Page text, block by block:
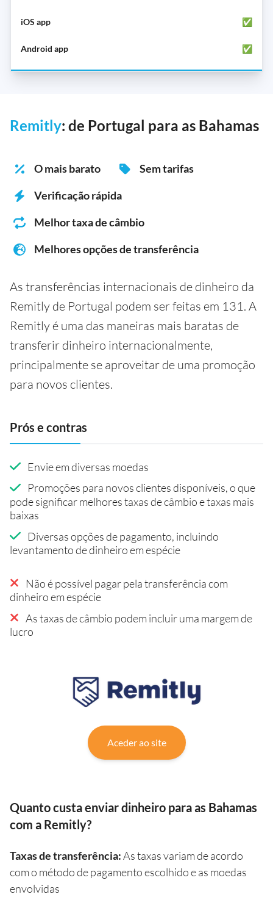
✅
✅
Remitly: de Portugal para as Bahamas
O mais barato
Sem tarifas
Verificação rápida
Melhor taxa de câmbio
Melhores opções de transferência
As transferências internacionais de dinheiro da
Remitly de Portugal podem ser feitas em 131. A
Remitly é uma das maneiras mais baratas de
transferir dinheiro internacionalmente,
principalmente se aproveitar de uma promoção
para novos clientes.
Prós e contras
Envie em diversas moedas
Promoções para novos clientes disponíveis, o que
pode significar melhores taxas de câmbio e taxas mais
baixas
Diversas opções de pagamento, incluindo
levantamento de dinheiro em espécie
Não é possível pagar pela transferência com
dinheiro em espécie
As taxas de câmbio podem incluir uma margem de
lucro
Aceder ao site
Quanto custa enviar dinheiro para as Bahamas
com a Remitly?
Taxas de transferência:As taxas variam de acordo
com o método de pagamento escolhido e as moedas
envolvidas